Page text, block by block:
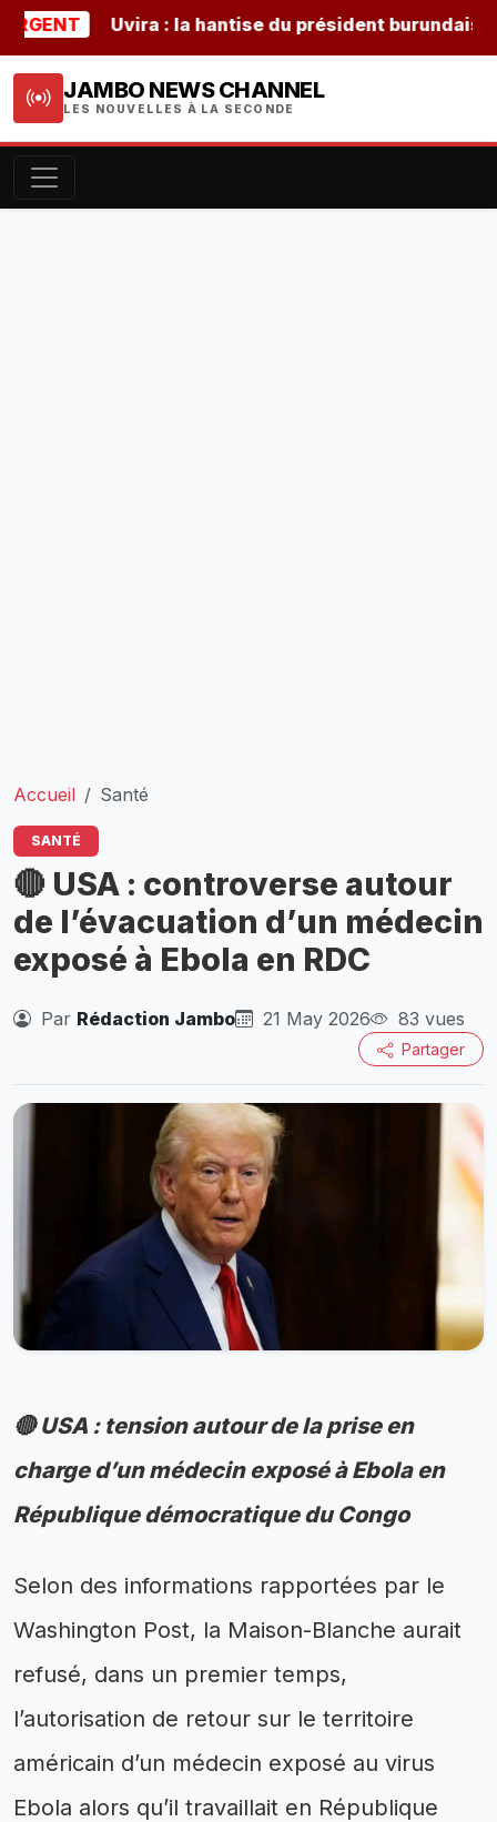
Uvira : la hantise du président burundais
JAMBO NEWS CHANNEL
LES NOUVELLES À LA SECONDE
Accueil Santé
SANTÉ
🔴 USA : controverse autour
de l’évacuation d’un médecin
exposé à Ebola en RDC
Par Rédaction Jambo 21 May 2026 83 vues
Partager
🔴 USA : tension autour de la prise en
charge d’un médecin exposé à Ebola en
République démocratique du Congo
Selon des informations rapportées par le
Washington Post, la Maison-Blanche aurait
refusé, dans un premier temps,
l’autorisation de retour sur le territoire
américain d’un médecin exposé au virus
Ebola alors qu’il travaillait en République